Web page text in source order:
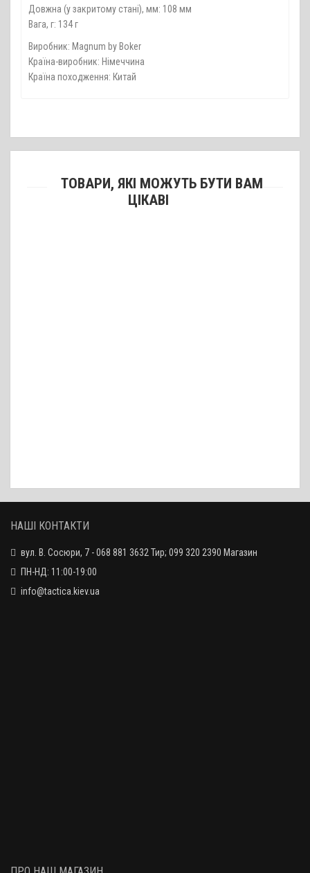
Довжна (у закритому стані), мм: 108 мм
Вага, г: 134 г
Виробник: Magnum by Boker
Країна-виробник: Німеччина
Країна походження: Китай
ТОВАРИ, ЯКІ МОЖУТЬ БУТИ ВАМ
ЦІКАВІ
НАШІ КОНТАКТИ
вул. В. Сосюри, 7 - 068 881 3632 Тир; 099 320 2390 Магазин
ПН-НД: 11:00-19:00
info@tactica.kiev.ua